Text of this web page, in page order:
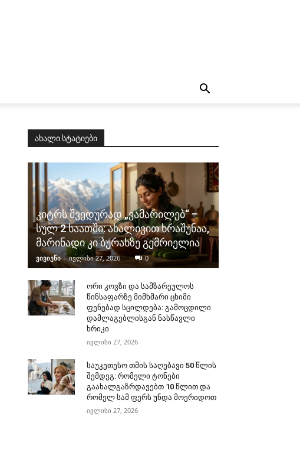
ახალი სტატიები
კიტრს შვედურად „ვამარილებ“ –
სულ 2 საათში: ახალივით ხრაშუნაა,
მარინადი კი ბურახზე გემრიელია
ვივიენი - ივლისი 27, 2026 0
ორი კოვზი და სამზარეულოს
წინსაფარზე მიმხმარი ცხიმი
ფენებად სცილდება: გამოცდილი
დამლაგებლისგან ნასწავლი
ხრიკი
ივლისი 27, 2026
საუკეთესო თმის საღებავი 50 წლის
შემდეგ: რომელი ტონები
გაახალგაზრდავებთ 10 წლით და
რომელ სამ ფერს უნდა მოერიდოთ
ივლისი 27, 2026